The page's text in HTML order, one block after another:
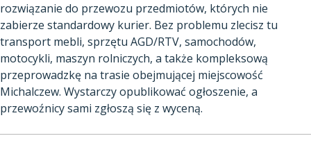
rozwiązanie do przewozu przedmiotów, których nie
zabierze standardowy kurier. Bez problemu zlecisz tu
transport mebli, sprzętu AGD/RTV, samochodów,
motocykli, maszyn rolniczych, a także kompleksową
przeprowadzkę na trasie obejmującej miejscowość
Michalczew. Wystarczy opublikować ogłoszenie, a
przewoźnicy sami zgłoszą się z wyceną.